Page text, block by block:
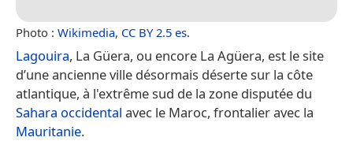
Photo : Wikimedia, CC BY 2.5 es.
Lagouira, La Güera, ou encore La Agüera, est le site
d’une ancienne ville désormais déserte sur la côte
atlantique, à l'extrême sud de la zone disputée du
Sahara occidental avec le Maroc, frontalier avec la
Mauritanie.